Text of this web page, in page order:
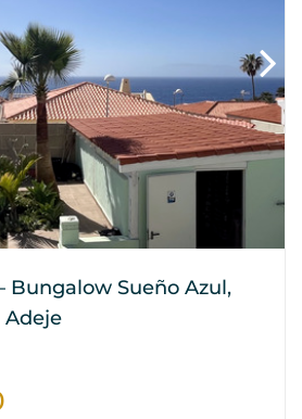
Bungalow Sueño Azul,
Adeje